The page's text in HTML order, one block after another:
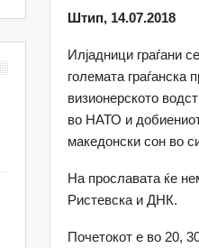
Штип, 14.07.2018
Илјадници граѓани
големата граѓанска
визионерското
во НАТО и
македонски сон во
На прославата ќе
Ристевска и ДНК.
Почетокот е во 20,